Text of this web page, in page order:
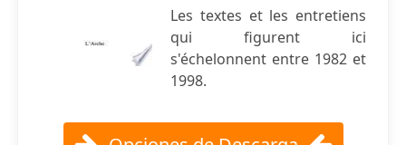
Les textes et les entretiens
qui figurent ici
s'échelonnent entre 1982 et
1998.